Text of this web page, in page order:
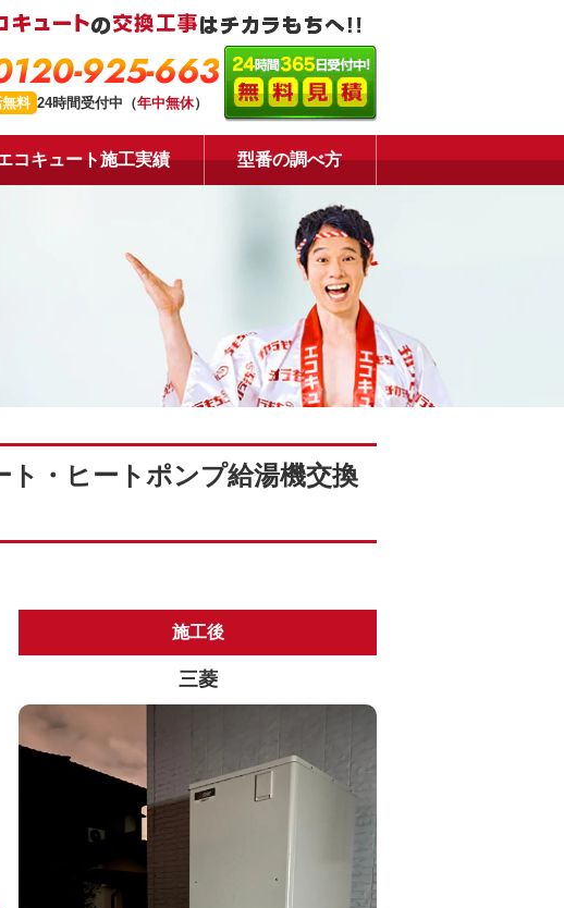
925-663
料 24時間受付中（年中無休）
コキュート施工実績 型番の調べ方
ト・ヒートポンプ給湯機交換
施工後
三菱